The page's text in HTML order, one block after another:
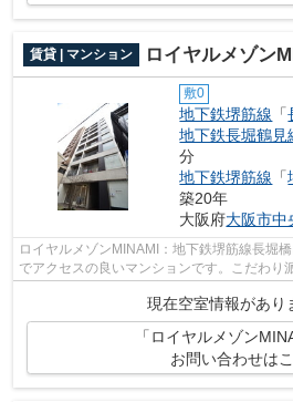
賃貸 | マンション ロイヤルメゾン
敷0
地下鉄堺筋線 「
地下鉄長堀鶴見
分
地下鉄堺筋線 「
築20年
大阪府大阪市中
ロイヤルメゾンMINAMI：地下鉄堺筋線長堀
でアクセスの良いマンションです。こだわり
ーズマンションです。窓の外には素晴ら...
現在空室情報があり
「ロイヤルメゾン
お問い合わせは